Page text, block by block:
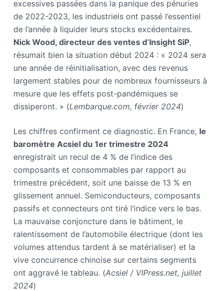
excessives passées dans la panique des pénuries
de 2022-2023, les industriels ont passé l’essentiel
de l’année à liquider leurs stocks excédentaires.
Nick Wood, directeur des ventes d’Insight SiP,
résumait bien la situation début 2024 : « 2024 sera
une année de réinitialisation, avec des revenus
largement stables pour de nombreux fournisseurs à
mesure que les effets post-pandémiques se
dissiperont. » (Lembarque.com, février 2024)
Les chiffres confirment ce diagnostic. En France, le
baromètre Acsiel du 1er trimestre 2024
enregistrait un recul de 4 % de l’indice des
composants et consommables par rapport au
trimestre précédent, soit une baisse de 13 % en
glissement annuel. Semiconducteurs, composants
passifs et connecteurs ont tiré l’indice vers le bas.
La mauvaise conjoncture dans le bâtiment, le
ralentissement de l’automobile électrique (dont les
volumes attendus tardent à se matérialiser) et la
vive concurrence chinoise sur certains segments
ont aggravé le tableau. (Acsiel / VIPress.net, juillet
2024)